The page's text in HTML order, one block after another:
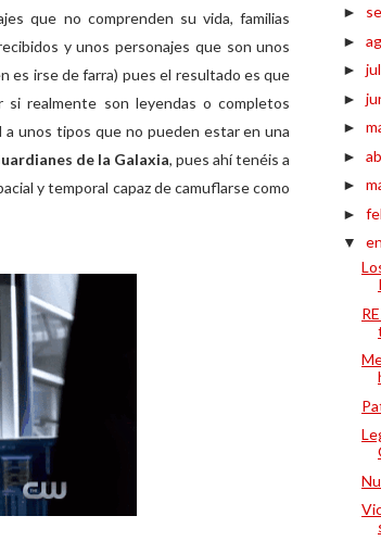
que no comprenden su vida, familias
y unos personajes que son unos
es irse de farra) pues el resultado es que
realmente son leyendas o completos
unos tipos que no pueden estar en una
de la Galaxia, pues ahí tenéis a
y temporal capaz de camuflarse como
►
►
►
►
►
►
►
►
▼